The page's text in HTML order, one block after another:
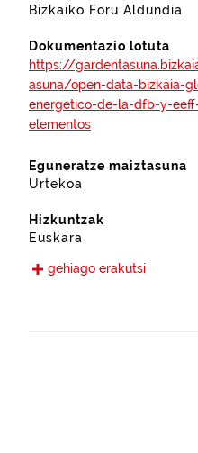
Bizkaiko Foru Aldundia
Dokumentazio lotuta
https://
asuna/open-data-bizkaia-
energetico-de-la-dfb-y-
elementos
Eguneratze maiztasuna
Urtekoa
Hizkuntzak
Euskara
gehiago erakutsi